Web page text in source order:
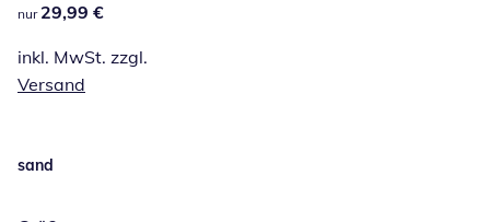
29,99 €
nur 29,99 €
inkl. MwSt. zzgl.
Versand
sand